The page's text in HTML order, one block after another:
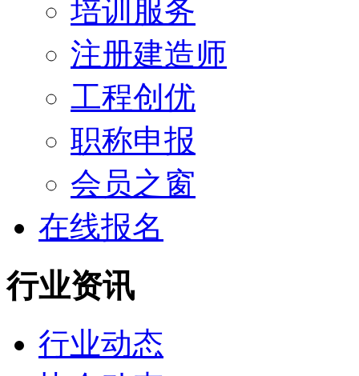
培训服务
注册建造师
工程创优
职称申报
会员之窗
在线报名
行业资讯
行业动态